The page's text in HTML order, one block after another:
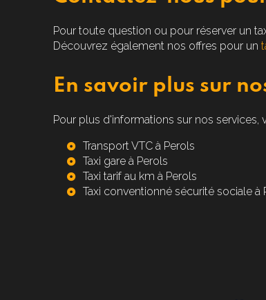
Pour toute question ou pour réserver un
Découvrez également nos offres pour un
En savoir plus sur
Pour plus d'informations sur nos services,
Transport VTC à Perols
Taxi gare à Perols
Taxi tarif au km à Perols
Taxi conventionné sécurité sociale à